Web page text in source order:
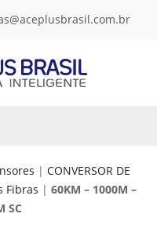
| CONVERSOR DE
Fibras | 60KM – 1000M –
SC